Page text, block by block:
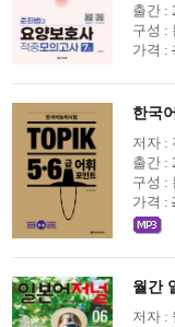
출간 :
구성 :
가격 :
한국
저자 :
출간 :
구성 :
가격 :
월간
저자 :